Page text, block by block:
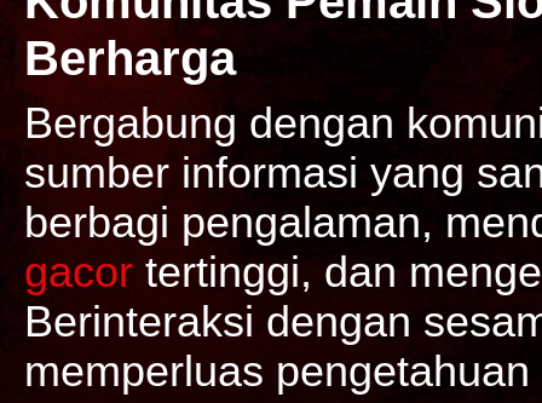
Berharga
Bergabung dengan
sumber informasi yang
berbagi pengalaman,
gacortertinggi, dan
Berinteraksi dengan
memperluas